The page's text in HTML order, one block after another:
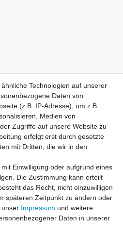
AGB
Widerrufs­recht
Kontakt
| Alle Rechte vorbehalten.
Technologien auf unserer
Daten von
(z.B. IP-Adresse), um z.B.
Medien von
Zugriffe auf unsere Website zu
erfolgt erst durch gesetzte
mit Dritten, die wir in den
Einwilligung oder aufgrund eines
Die Zustimmung kann erteilt
das Recht, nicht einzuwilligen
späteren Zeitpunkt zu ändern oder
unser Impressum und weitere
Daten in unserer